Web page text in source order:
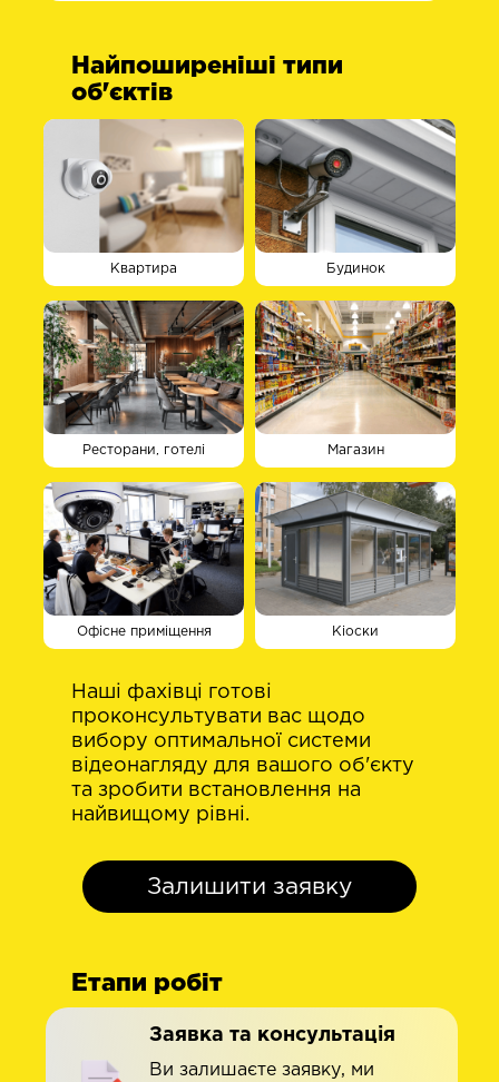
Найпоширеніші типи
об'єктів
Наші фахівці готові
проконсультувати вас щодо
вибору оптимальної системи
відеонагляду для вашого об'єкту
та зробити встановлення на
найвищому рівні.
Залишити заявку
Будинок
Квартира
Кіоски
Офісне приміщення
Етапи робіт
Ви залишаєте заявку, ми
Заявка та консультація
Ресторани, готелі Магазин